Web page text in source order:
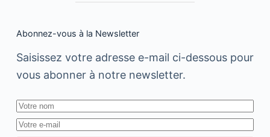
Abonnez-vous à la Newsletter
Saisissez votre adresse e-mail ci-dessous pour
vous abonner à notre newsletter.